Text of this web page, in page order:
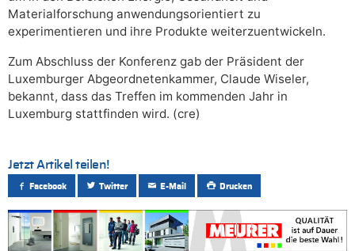
Materialforschung anwendungsorientiert zu
experimentieren und ihre Produkte weiterzuentwickeln.
Zum Abschluss der Konferenz gab der Präsident der
Luxemburger Abgeordnetenkammer, Claude Wiseler,
bekannt, dass das Treffen im kommenden Jahr in
Luxemburg stattfinden wird. (cre)
Jetzt Artikel teilen!
Facebook Twitter E-Mail Drucken